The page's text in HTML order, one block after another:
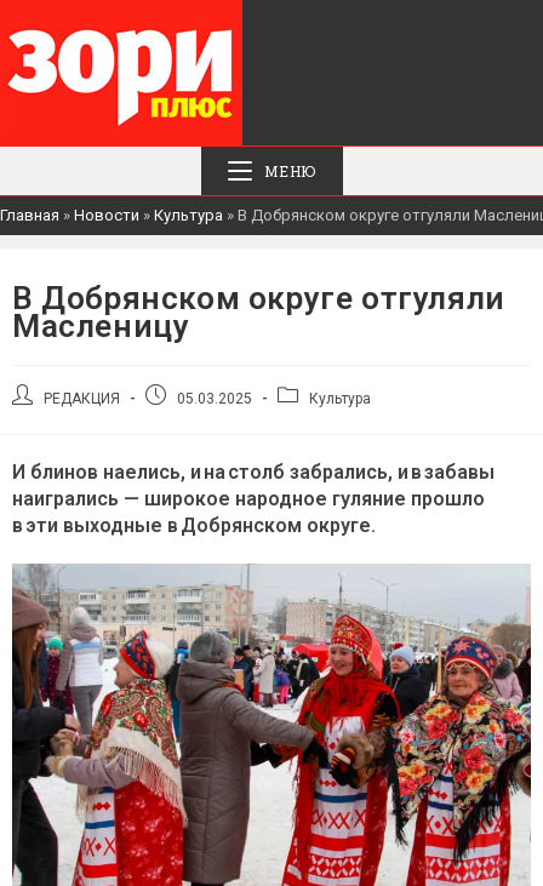
МЕНЮ
Главная » Новости » Культура » В Добрянском округе отгуляли
В Добрянском округе отгуляли
Масленицу
АвторРЕДАКЦИЯ
Запись05.03.2025
РубрикаКультура
И блинов наелись, и на столб забрались, и в забавы
наигрались — широкое народное гуляние прошло
в эти выходные в Добрянском округе.